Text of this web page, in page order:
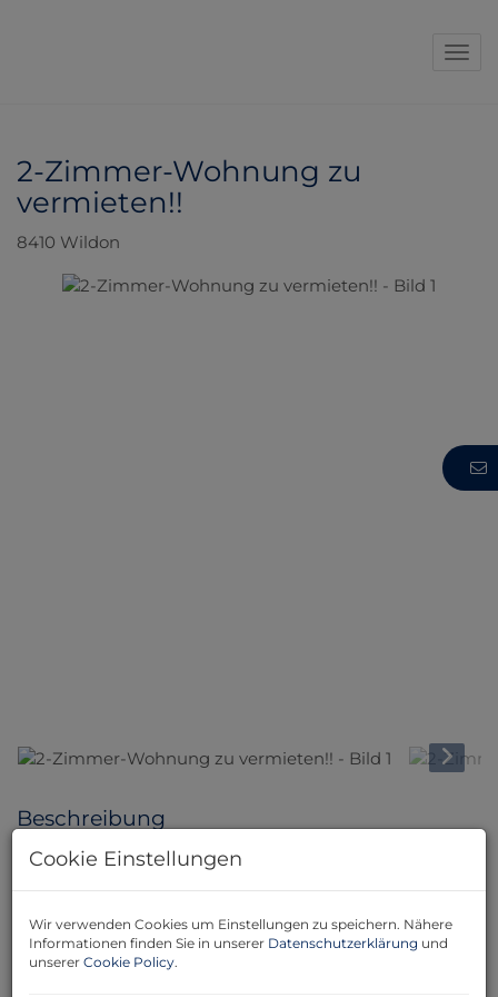
2-Zimmer-Wohnung zu
vermieten!!
8410 Wildon
Beschreibung
Diese stilvolle 81 m² große Wohnung in Wildon
verbindet modernen Wohnkomfort mit innovativer
Technik. Die großzügige Raumaufteilung, hochwertige
Ausstattung sowie intelligente Smarthome-Funktionen
machen dieses Mietobjekt besonders attraktiv für alle,
Cookie Einstellungen
Wir verwenden Cookies um Einstellungen zu speichern. Nähere
Informationen finden Sie in unserer Datenschutzerklärung und
unserer Cookie Policy.